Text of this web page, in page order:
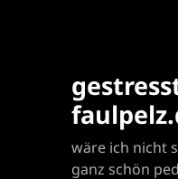
wäre ich nicht
ganz schön